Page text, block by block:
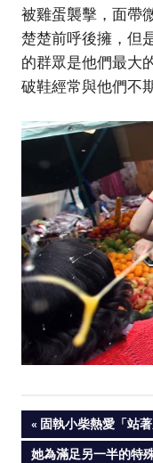
被雞蛋襲擊，面帶
楚楚前呼後擁，但
的群眾是他們最大
破鞋經常與他們不
Post
PREVIOUS
POST:
固執小柴熱愛「站
NEXT
她為滿足另一半的特